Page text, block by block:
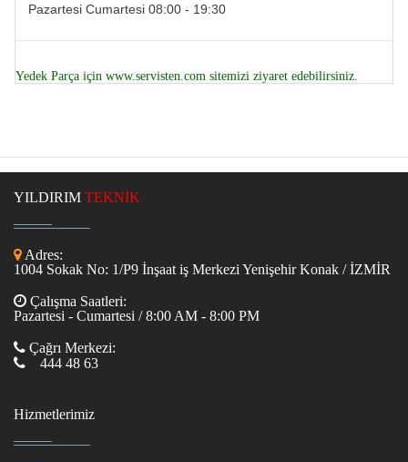
Pazartesi Cumartesi 08:00 - 19:30
Yedek Parça için www.servisten.com sitemizi ziyaret edebilirsiniz.
YILDIRIM TEKNİK
Adres:
1004 Sokak No: 1/P9 İnşaat iş Merkezi Yenişehir Konak / İZMİR
Çalışma Saatleri:
Pazartesi - Cumartesi / 8:00 AM - 8:00 PM
Çağrı Merkezi:
444 48 63
Hizmetlerimiz